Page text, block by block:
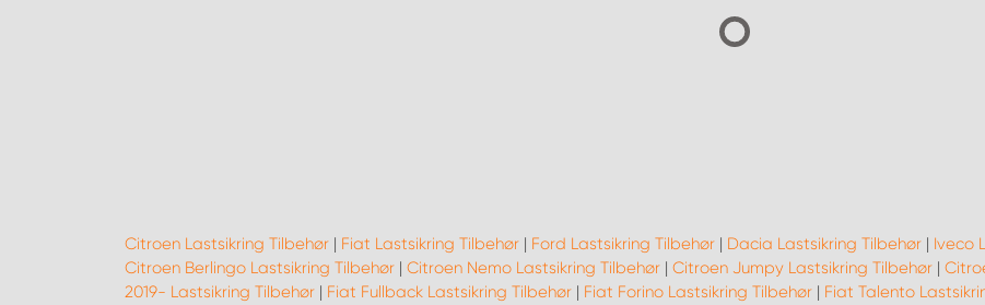
Citroen Lastsikring Tilbehør | Fiat Lastsikring Tilbehør | Ford Lastsikring Tilbehør | Dacia Lastsikring Tilbehør | Iveco
Citroen Berlingo Lastsikring Tilbehør | Citroen Nemo Lastsikring Tilbehør | Citroen Jumpy Lastsikring Tilbehør |
2019- Lastsikring Tilbehør| Fiat Fullback Lastsikring Tilbehør| Fiat Forino Lastsikring Tilbehør| Fiat Talento